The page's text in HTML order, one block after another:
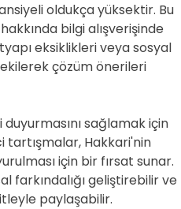
oldukça yüksektir. Bu
bilgi alışverişinde
eksiklikleri veya sosyal
çözüm önerileri
sağlamak için
tartışmalar, Hakkari'nin
için bir fırsat sunar.
farkındalığı geliştirebilir ve
paylaşabilir.